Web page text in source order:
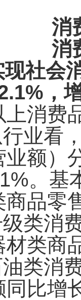
消
消
会消
，
上消费
业看
业额）
。基
商品零
类消
材类商
类消
同比增